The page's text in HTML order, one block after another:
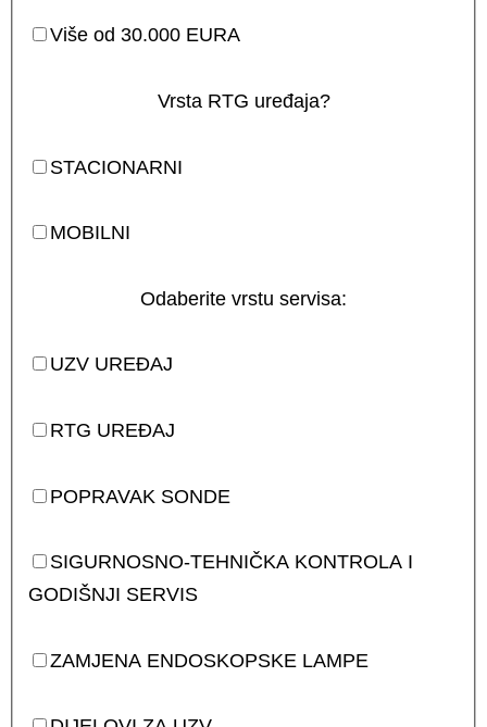
Više od 30.000 EURA
Vrsta RTG uređaja?
STACIONARNI
MOBILNI
Odaberite vrstu servisa:
UZV UREĐAJ
RTG UREĐAJ
POPRAVAK SONDE
SIGURNOSNO-TEHNIČKA KONTROLA I
GODIŠNJI SERVIS
ZAMJENA ENDOSKOPSKE LAMPE